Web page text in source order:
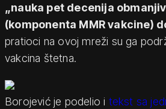
„nauka pet decenija
(komponenta MMR vakcine)
pratioci na ovoj mreži su ga
vakcina štetna.
Borojević je podelio i tekst sa